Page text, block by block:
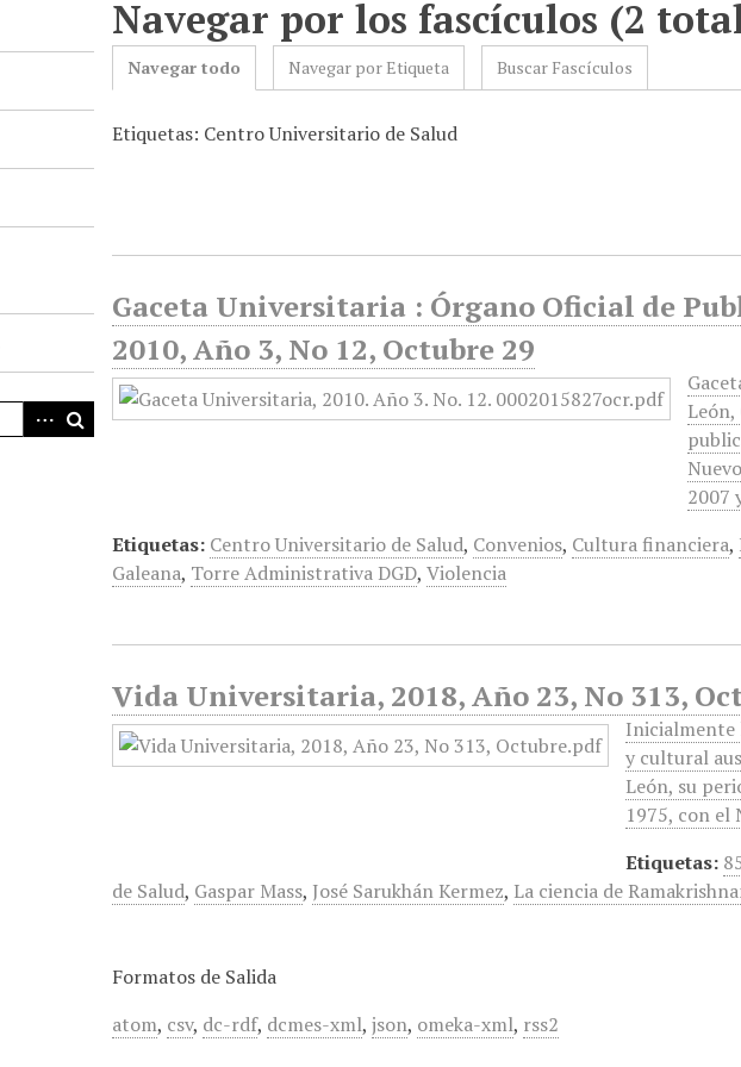
Navegar por los fascículos (2
Navegar todo Navegar por Etiqueta Buscar Fascículos
Etiquetas: Centro Universitario de Salud
Gaceta Universitaria : Órgano Oficial de
2010, Año 3, No 12, Octubre 29
2007
Etiquetas: Centro Universitario de Salud, Convenios, Cultura financiera,
Galeana, Torre Administrativa DGD,Violencia
Vida Universitaria, 2018, Año 23, No 313,
Inicialmente
y cultural
León, su
1975, con el
Etiquetas:
de Salud, Gaspar Mass, José Sarukhán Kermez, La ciencia de
Formatos de Salida
atom, csv, dc-rdf, dcmes-xml,json, omeka-xml, rss2